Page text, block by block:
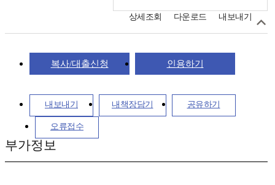
상세조회 다운로드 내보내기
복사/대출신청 인용하기
내보내기 내책장담기 공유하기
오류접수
부가정보